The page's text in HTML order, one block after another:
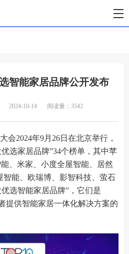
智能家居品牌公开发布
2024-10-14 阅读量：3542
会2024年9月26日在北京举行，
优选家居品牌”34个榜单，其中苹
、米家、小度全屋智能、居然
智能、欧瑞博、影智科技、萤石
优选智能家居品牌”，它们是
提供智能家居一体化解决方案的